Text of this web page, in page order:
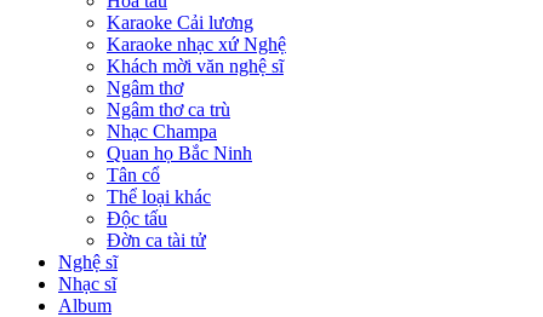
Karaoke Cải lương
Karaoke nhạc xứ Nghệ
Khách mời văn nghệ sĩ
Ngâm thơ
Ngâm thơ ca trù
Nhạc Champa
Quan họ Bắc Ninh
Tân cổ
Thể loại khác
Độc tấu
Đờn ca tài tử
Nghệ sĩ
Nhạc sĩ
Album